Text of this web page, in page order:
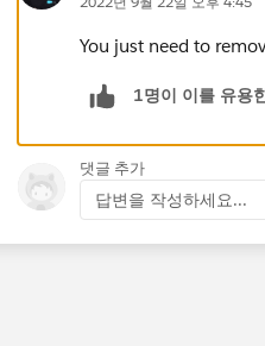
You just need to
1명이 이를 유용
댓글 추가
답변을 작성하세요...